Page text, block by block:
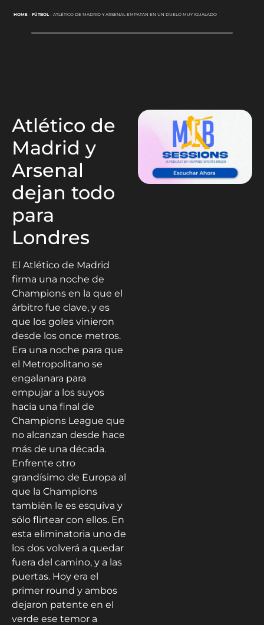
HOME- FÚTBOL - ATLÉTICO DE MADRID Y ARSENAL EMPATAN EN UN DUELO MUY IGUALADO
Atlético de
Madrid y
Arsenal
dejan todo
para
Londres
El Atlético de Madrid
firma una noche de
Champions en la que el
árbitro fue clave, y es
que los goles vinieron
desde los once metros.
Era una noche para que
el Metropolitano se
engalanara para
empujar a los suyos
hacia una final de
Champions League que
no alcanzan desde hace
más de una década.
Enfrente otro
grandísimo de Europa al
que la Champions
también le es esquiva y
sólo flirtear con ellos. En
esta eliminatoria uno de
los dos volverá a quedar
fuera del camino, y a las
puertas. Hoy era el
primer round y ambos
dejaron patente en el
verde ese temor a